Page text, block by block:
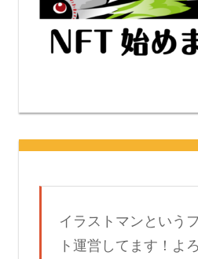
イラストマンという
ト運営してます！よ